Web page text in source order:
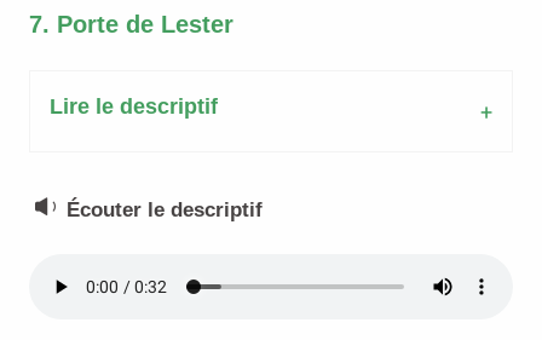
7. Porte de Lester
Lire le descriptif
Écouter le descriptif